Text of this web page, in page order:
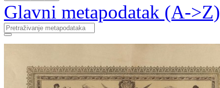
Glavni metapodatak (A->Z)